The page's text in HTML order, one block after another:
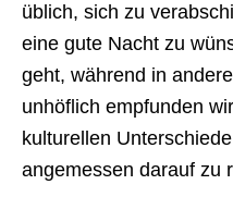
üblich, sich zu
eine gute Nacht zu
geht, während in
unhöflich empfunden
kulturellen
angemessen darauf zu